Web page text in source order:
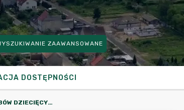
ZAAWANSOWANE
DOSTĘPNOŚCI
REJESTR ŻŁOBKÓW I KLUBÓW DZIECIĘCYCH